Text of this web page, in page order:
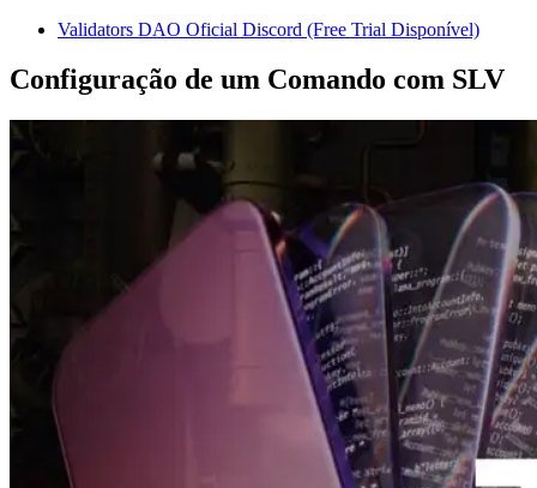
Validators DAO Oficial Discord (Free Trial Disponível)
Configuração de um Comando com SLV